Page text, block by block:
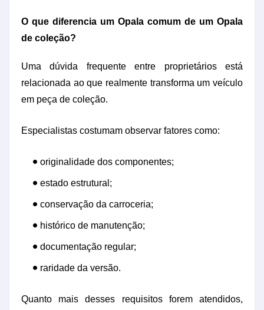
O que diferencia um Opala comum de um Opala
de coleção?
Uma dúvida frequente entre proprietários está
relacionada ao que realmente transforma um veículo
em peça de coleção.
Especialistas costumam observar fatores como:
originalidade dos componentes;
estado estrutural;
conservação da carroceria;
histórico de manutenção;
documentação regular;
raridade da versão.
Quanto mais desses requisitos forem atendidos,